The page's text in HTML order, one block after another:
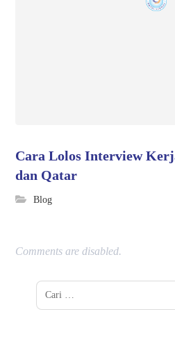
Cara Lolos Interview
dan Qatar
Blog
Comments are disabled.